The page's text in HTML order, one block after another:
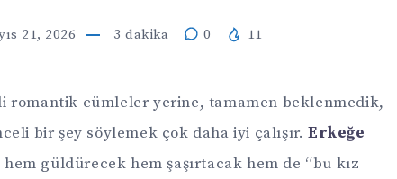
21, 2026 3 dakika 0 11
romantik cümleler yerine, tamamen beklenmedik,
bir şey söylemek çok daha iyi çalışır. Erkeğe
güldürecek hem şaşırtacak hem de “bu kız